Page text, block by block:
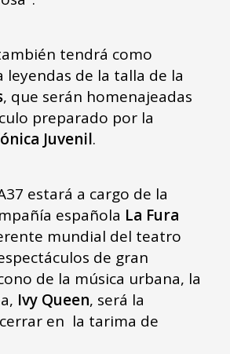
tendrá como
de la talla de la
, que serán homenajeadas
preparado por la
Juvenil.
estará a cargo de la
española La Fura
mundial del teatro
de gran
de la música urbana, la
Ivy Queen, será la
en la tarima de